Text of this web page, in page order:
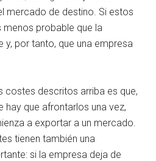
mercado de destino. Si estos
probable que la
y, por tanto, que una empresa
costes descritos arriba es que,
hay que afrontarlos una vez,
a exportar a un mercado.
tienen también una
si la empresa deja de